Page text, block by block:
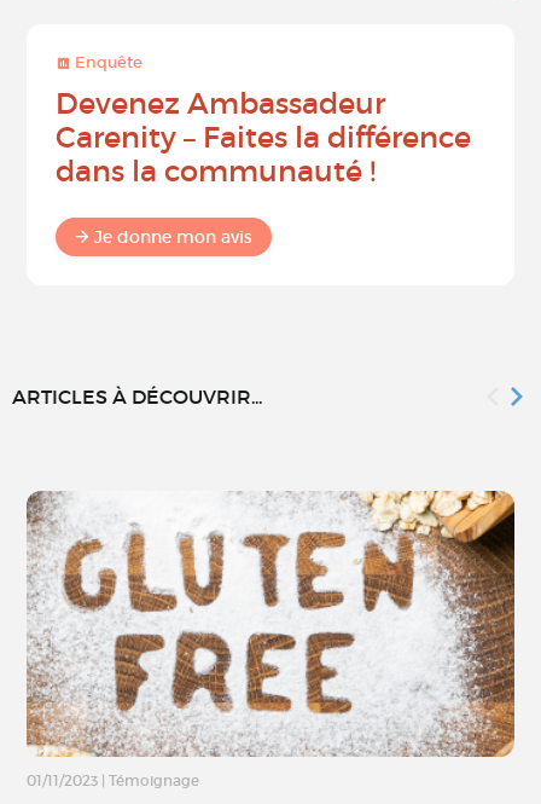
Enquête
Devenez Ambassadeur
Carenity – Faites la différence
dans la communauté !
Je donne mon avis
ARTICLES À DÉCOUVRIR...
01/11/2023 Témoignage